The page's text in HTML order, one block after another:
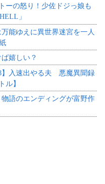
の怒り！少佐ドジっ娘も
」
能ゆえに異世界迷宮を一人
嬉しい？
】入速出やる夫 悪魔異聞録
ル】
語のエンディングが富野作